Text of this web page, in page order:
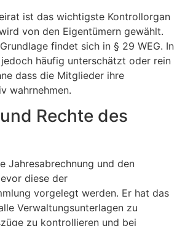
ist das wichtigste Kontrollorgan
von den Eigentümern gewählt.
findet sich in § 29 WEG. In
häufig unterschätzt oder rein
dass die Mitglieder ihre
wahrnehmen.
Rechte des
Jahresabrechnung und den
diese der
vorgelegt werden. Er hat das
Verwaltungsunterlagen zu
zu kontrollieren und bei